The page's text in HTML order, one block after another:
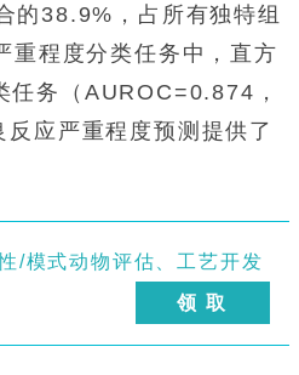
的38.9%，占所有独特组
程度分类任务中，直方
务（AUROC=0.874，
应严重程度预测提供了
/模式动物评估、工艺开发
领 取